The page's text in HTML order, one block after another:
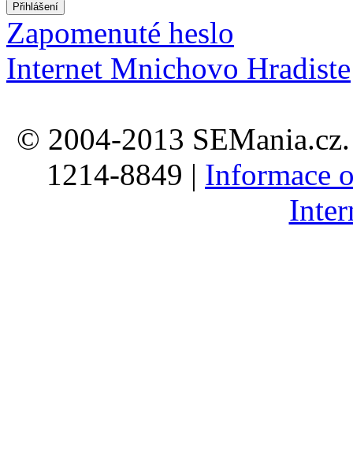
Zapomenuté heslo
Internet Mnichovo Hradiste
© 2004-2013
1214-8849 | Informace